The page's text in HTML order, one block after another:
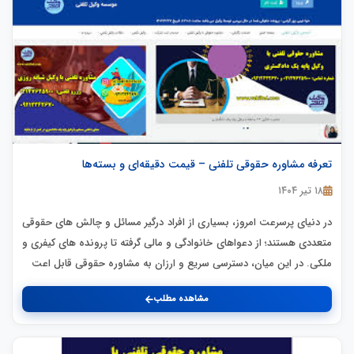
تعرفه مشاوره حقوقی تلفنی – قیمت دقیقه‌ای و بسته‌ها
۱۸ تیر ۱۴۰۴
در دنیای پرسرعت امروز، بسیاری از افراد درگیر مسائل و چالش های حقوقی
متعددی هستند؛ از دعواهای خانوادگی و مالی گرفته تا پرونده های کیفری و
ملکی. در این میان، دسترسی سریع و ارزان به مشاوره حقوقی قابل اعت
مشاهده مطلب